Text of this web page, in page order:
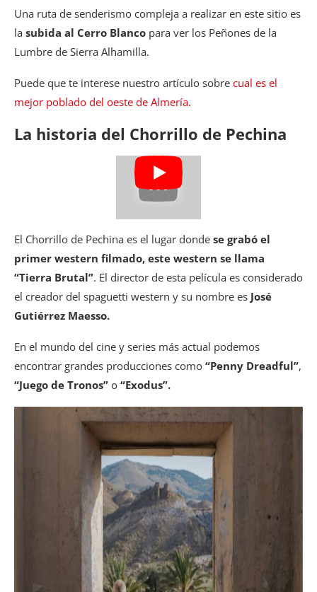
Una ruta de senderismo compleja a realizar en este sitio es
la subida al Cerro Blanco para ver los Peñones de la
Lumbre de Sierra Alhamilla.
Puede que te interese nuestro artículo sobre cual es el
mejor poblado del oeste de Almería.
La historia del Chorrillo de Pechina
El Chorrillo de Pechina es el lugar donde se grabó el
primer western filmado, este western se llama
“Tierra Brutal”. El director de esta película es considerado
el creador del spaguetti western y su nombre es José
Gutiérrez Maesso.
En el mundo del cine y series más actual podemos
encontrar grandes producciones como “Penny Dreadful”,
“Juego de Tronos” o “Exodus”.